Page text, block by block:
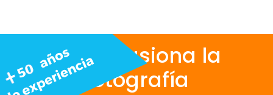
Nos apasiona la
fotografía